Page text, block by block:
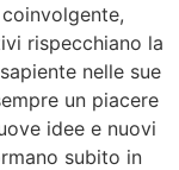
rispecchiano la
nelle sue
un piacere
idee e nuovi
subito in